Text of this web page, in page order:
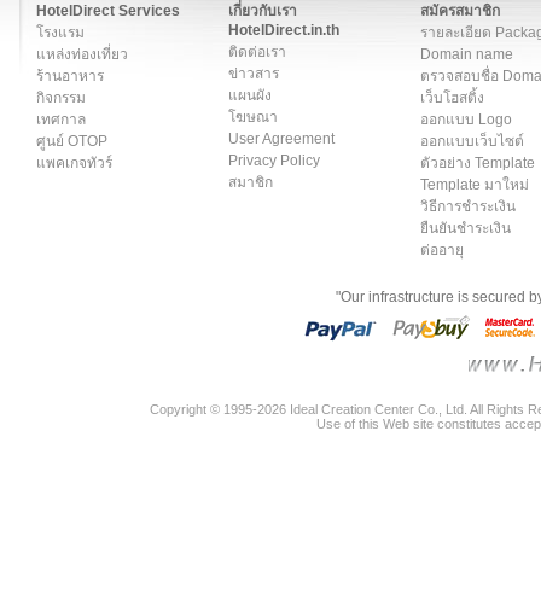
HotelDirect Services
โรงแรม
แหล่งท่องเที่ยว
ร้านอาหาร
กิจกรรม
เทศกาล
ศูนย์ OTOP
แพคเกจทัวร์
เกี่ยวกับเรา
HotelDirect.in.th
ติดต่อเรา
ข่าวสาร
แผนผัง
โฆษณา
User Agreement
Privacy Policy
สมาชิก
สมัครสมาชิก
รายละเอียด
Domain name
ตรวจสอบชื่อ
เว็บโฮสติ้ง
ออกแบบ Logo
ออกแบบเว็บไซต์
ตัวอย่าง Template
Template มาใหม่
วิธีการชำระเงิน
ยืนยันชำระเงิน
ต่ออายุ
"Our infrastructure is secured
Copyright © 1995-2026 Ideal Creation Center Co., Ltd. All Rights
Use of this Web site constitutes